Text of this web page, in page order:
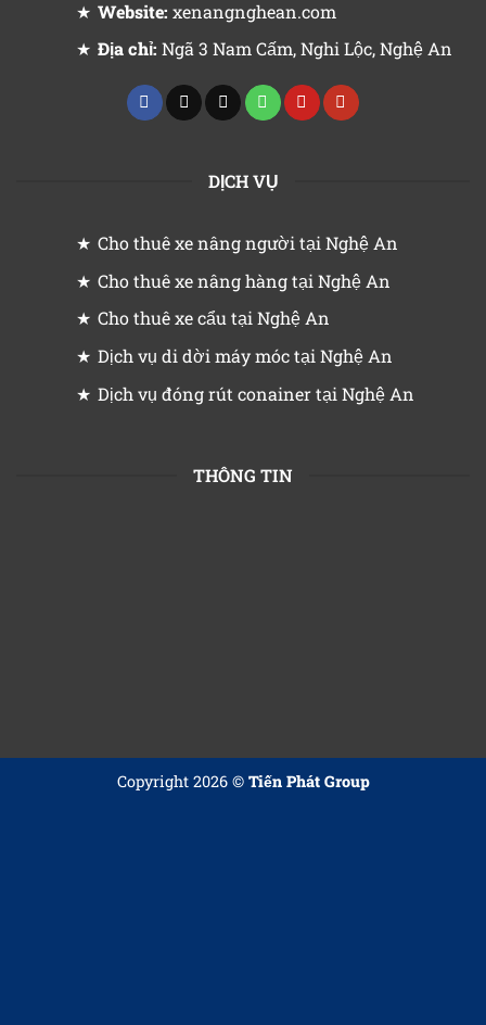
Website: xenangnghean.com
Địa chỉ: Ngã 3 Nam Cấm, Nghi Lộc, Nghệ An
DỊCH VỤ
Cho thuê xe nâng người tại Nghệ An
Cho thuê xe nâng hàng tại Nghệ An
Cho thuê xe cẩu tại Nghệ An
Dịch vụ di dời máy móc tại Nghệ An
Dịch vụ đóng rút conainer tại Nghệ An
THÔNG TIN
Copyright 2026 © Tiến Phát Group